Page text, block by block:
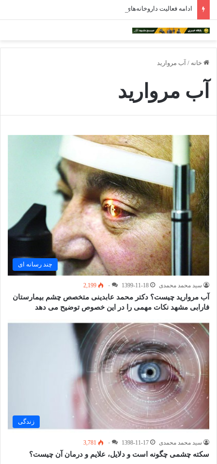
خانه / آب مروارید
آب مروارید
چند رسانه ای
سید محمد محمدی 1399-11-18 ۰ 2,199
آب مروارید چیست؟ دکتر محمد عابدینی متخصص چشم بیمارستان
فارابی مشهد نکات مهمی را در این خصوص توضیح می دهد
زندگی
سید محمد محمدی 1398-11-17 ۰ 3,781
سکته چشمی چگونه است و دلایل، علایم و درمان آن چیست؟